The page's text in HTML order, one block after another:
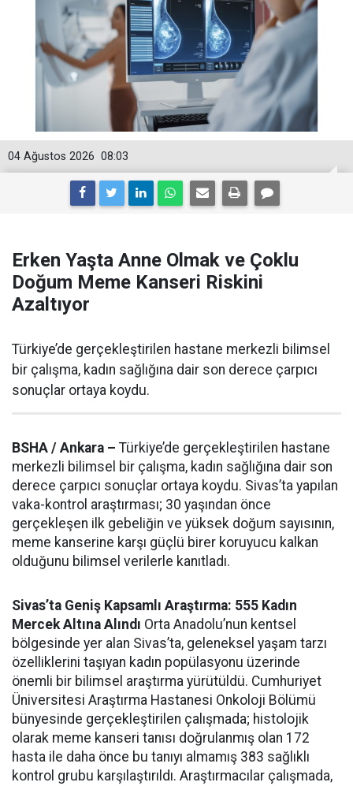
08:03
04 Ağustos 2026
Erken Yaşta Anne Olmak ve Çoklu
Doğum Meme Kanseri Riskini
Azaltıyor
Türkiye’de gerçekleştirilen hastane merkezli bilimsel
bir çalışma, kadın sağlığına dair son derece çarpıcı
sonuçlar ortaya koydu.
BSHA / Ankara – Türkiye’de gerçekleştirilen hastane
merkezli bilimsel bir çalışma, kadın sağlığına dair son
derece çarpıcı sonuçlar ortaya koydu. Sivas’ta yapılan
vaka-kontrol araştırması; 30 yaşından önce
gerçekleşen ilk gebeliğin ve yüksek doğum sayısının,
meme kanserine karşı güçlü birer koruyucu kalkan
olduğunu bilimsel verilerle kanıtladı.
Sivas’ta Geniş Kapsamlı Araştırma: 555 Kadın
Mercek Altına Alındı Orta Anadolu’nun kentsel
bölgesinde yer alan Sivas’ta, geleneksel yaşam tarzı
özelliklerini taşıyan kadın popülasyonu üzerinde
önemli bir bilimsel araştırma yürütüldü. Cumhuriyet
Üniversitesi Araştırma Hastanesi Onkoloji Bölümü
bünyesinde gerçekleştirilen çalışmada; histolojik
olarak meme kanseri tanısı doğrulanmış olan 172
hasta ile daha önce bu tanıyı almamış 383 sağlıklı
kontrol grubu karşılaştırıldı. Araştırmacılar çalışmada,